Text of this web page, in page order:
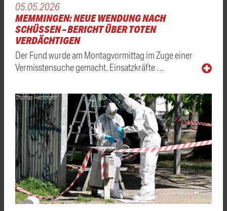
05.05.2026
MEMMINGEN: NEUE WENDUNG NACH
SCHÜSSEN – BERICHT ÜBER TOTEN
VERDÄCHTIGEN
Der Fund wurde am Montagvormittag im Zuge einer
Vermisstensuche gemacht. Einsatzkräfte …
Thomas Heckmann